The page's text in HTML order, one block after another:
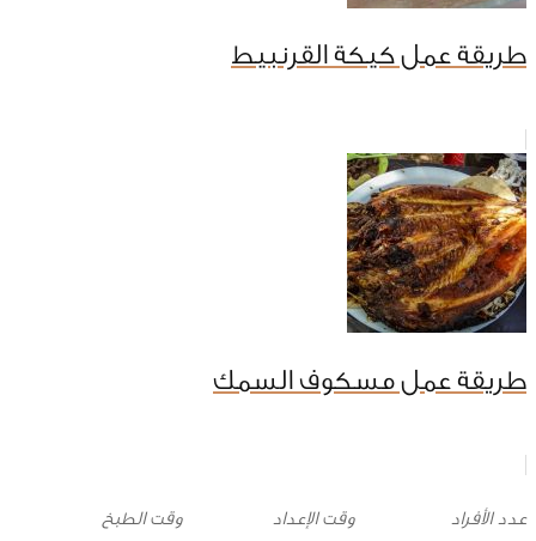
طريقة عمل كيكة القرنبيط
طريقة عمل مسكوف السمك
وقت الإعداد
وقت الطبخ